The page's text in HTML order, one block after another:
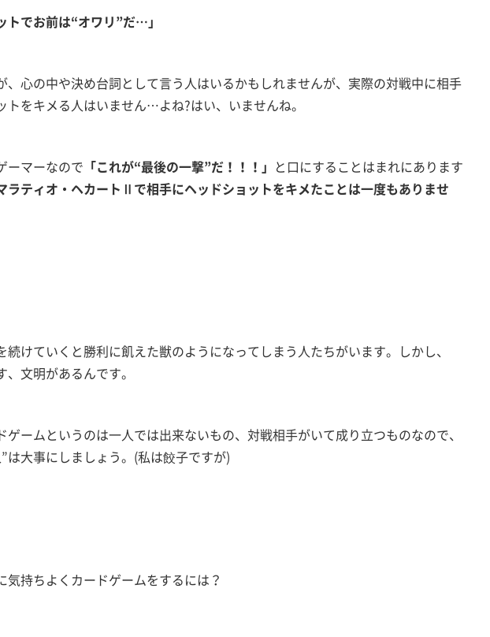
トでお前は“オワリ”だ…」
、心の中や決め台詞として言う人はいるかもしれませんが、実際の対戦中に相手
トをキメる人はいません…よね?はい、いませんね。
ーマーなので 「これが“最後の一撃”だ！！！」 と口にすることはまれにあります
ラティオ・ヘカートⅡで相手にヘッドショットをキメたことは一度もありませ
続けていくと勝利に飢えた獣のようになってしまう人たちがいます。しかし、
文明があるんです。
ゲームというのは一人では出来ないもの、対戦相手がいて成り立つものなので、
は大事にしましょう。(私は餃子ですが)
気持ちよくカードゲームをするには？